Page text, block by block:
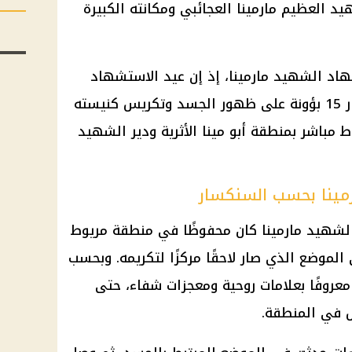
العظيم مارمينا العجائبي ومكانته الكبيرة
الشهيد مارمينا، إذ إن عيد الاستشهاد
يأتي في موعد آخر، بينما يركز تذكار 15 بؤونة على ظهور الجسد وتكريس كنيسته
بمنطقة أبو مينا الأثرية ودير الشهيد
بحسب السنكسار
مارمينا كان محفوظًا في منطقة مريوط
الذي صار لاحقًا مركزًا لتكريمه. وبحسب
بعلامات روحية ومعجزات شفاء، حتى
في المنطقة.